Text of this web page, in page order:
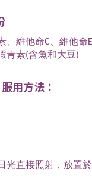
、維他命C、維他命
青素(含魚和大豆)
用方法：
光直接照射，放置於